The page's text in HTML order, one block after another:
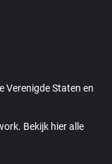
Verenigde Staten en
Bekijk hier alle